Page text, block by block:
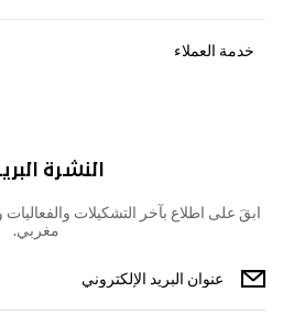
خدمة العملاء
النشرة
ابقَ على اطلاع بآخر التشكيلات
مغربي.